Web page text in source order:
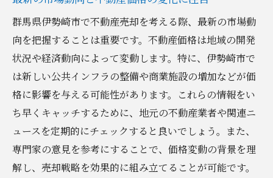
群馬県伊勢崎市で不動産売却を考える際、最新の市場動
向を把握することは重要です。不動産価格は地域の開発
状況や経済動向によって変動します。特に、伊勢崎市で
は新しい公共インフラの整備や商業施設の増加などが価
格に影響を与える可能性があります。これらの情報をい
ち早くキャッチするために、地元の不動産業者や関連ニ
ュースを定期的にチェックすると良いでしょう。また、
専門家の意見を参考にすることで、価格変動の背景を理
解し、売却戦略を効果的に組み立てることが可能です。